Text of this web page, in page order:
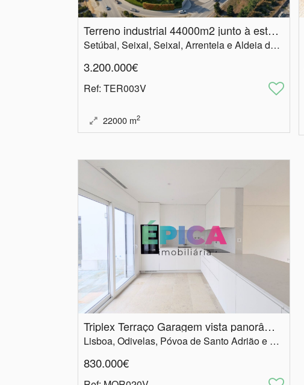
Terreno industrial 44000m2 junto à estacão de Coina
Setúbal, Seixal, Seixal, Arrentela e Aldeia de Paio Pires
3.200.000€
Ref: TER003V
22000 m2
Triplex Terraço Garagem vista panorâmica
Lisboa, Odivelas, Póvoa de Santo Adrião e Olival Basto
830.000€